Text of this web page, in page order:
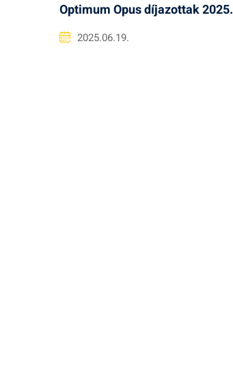
Optimum Opus díjazottak 2025.
2025.06.19.